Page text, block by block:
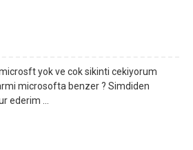
yok ve cok sikinti cekiyorum
microsofta benzer ? Simdiden
ederim ...